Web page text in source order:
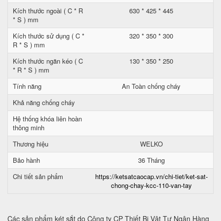
Kích thước ngoài ( C * R
* S ) mm
630 * 425 * 445
Kích thước sử dụng ( C *
R * S ) mm
320 * 350 * 300
Kích thước ngăn kéo ( C
* R * S ) mm
130 * 350 * 250
Tính năng
An Toàn chống cháy
Khả năng chống cháy
Hệ thống khóa liên hoàn
thông minh
Thương hiệu
WELKO
Bảo hành
36 Tháng
Chi tiết sản phẩm
https://ketsatcaocap.vn/chi-tiet/ket-sat-
chong-chay-kcc-110-van-tay
Các sản phẩm két sắt do Công ty CP Thiết Bị Vật Tư Ngân Hàng